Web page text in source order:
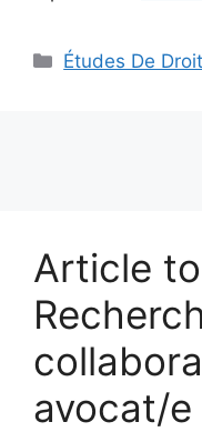
Catégories
Études De
Article
avocat/